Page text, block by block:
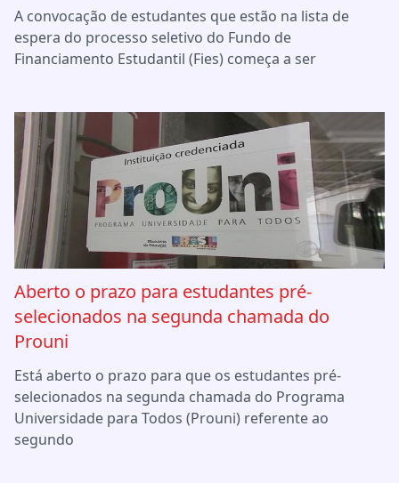
A convocação de estudantes que estão na lista de
espera do processo seletivo do Fundo de
Financiamento Estudantil (Fies) começa a ser
Aberto o prazo para estudantes pré-
selecionados na segunda chamada do
Prouni
Está aberto o prazo para que os estudantes pré-
selecionados na segunda chamada do Programa
Universidade para Todos (Prouni) referente ao
segundo